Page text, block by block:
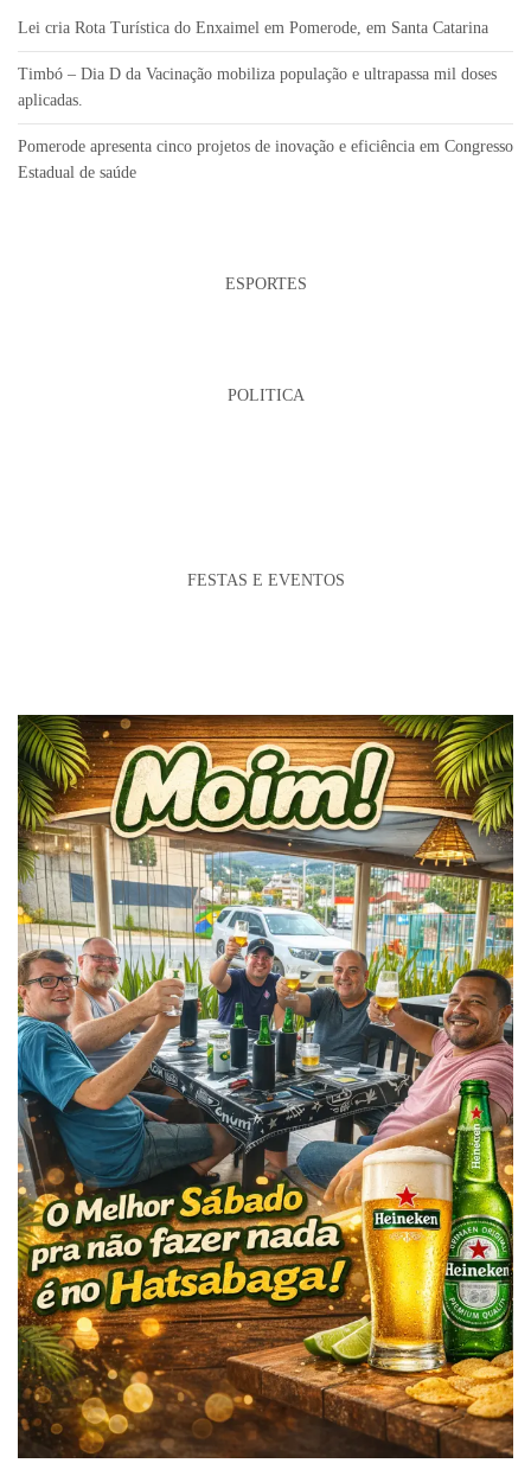
Lei cria Rota Turística do Enxaimel em Pomerode, em Santa Catarina
Timbó – Dia D da Vacinação mobiliza população e ultrapassa mil doses
aplicadas.
Pomerode apresenta cinco projetos de inovação e eficiência em Congresso
Estadual de saúde
ESPORTES
POLITICA
FESTAS E EVENTOS